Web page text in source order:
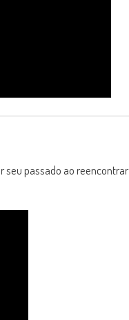
seu passado ao reencontrar